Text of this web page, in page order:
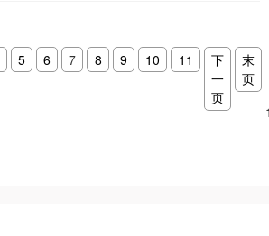
5 6 7 8 9 10 11
下
一
页
末
页